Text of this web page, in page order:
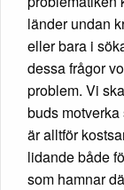
länder undan
eller bara i
dessa frågor
problem. Vi
buds
är alltför
lidande både
som hamnar